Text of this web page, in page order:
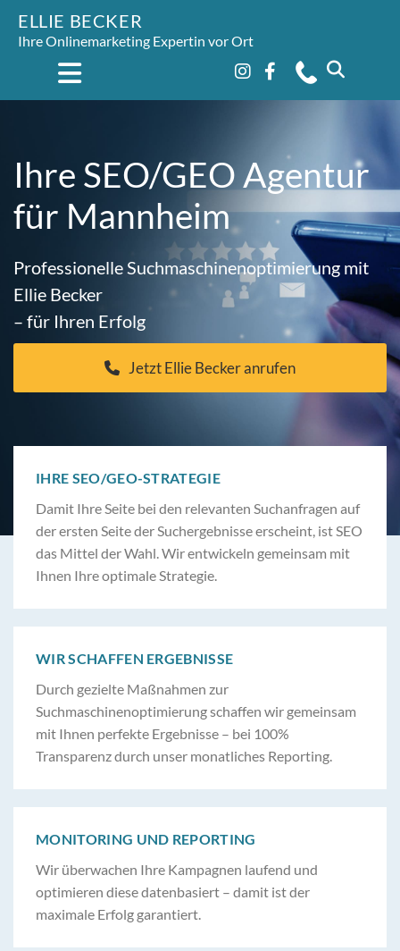
ELLIE BECKER
Ihre Onlinemarketing Expertin vor Ort
Ihre SEO/GEO Agentur
für Mannheim
Professionelle Suchmaschinenoptimierung mit
Ellie Becker
– für Ihren Erfolg
Jetzt Ellie Becker anrufen
IHRE SEO/GEO-STRATEGIE
Damit Ihre Seite bei den relevanten Suchanfragen auf
der ersten Seite der Suchergebnisse erscheint, ist SEO
das Mittel der Wahl. Wir entwickeln gemeinsam mit
Ihnen Ihre optimale Strategie.
WIR SCHAFFEN ERGEBNISSE
Durch gezielte Maßnahmen zur
Suchmaschinenoptimierung schaffen wir gemeinsam
mit Ihnen perfekte Ergebnisse – bei 100%
Transparenz durch unser monatliches Reporting.
MONITORING UND REPORTING
Wir überwachen Ihre Kampagnen laufend und
optimieren diese datenbasiert – damit ist der
maximale Erfolg garantiert.